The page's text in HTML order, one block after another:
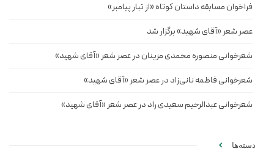
فراخوان مسابقه داستان کوتاه «از تبار پیامبر»
عصر شعر «آقای شهید» برگزار شد
شعرخوانی منصوره محمدی مزینان در عصر شعر «آقای شهید»
شعرخوانی فاطمه نانی‌زاد در عصر شعر «آقای شهید»
شعرخوانی عبدالرحیم سعیدی راد در عصر شعر «آقای شهید»
دسته‌ها